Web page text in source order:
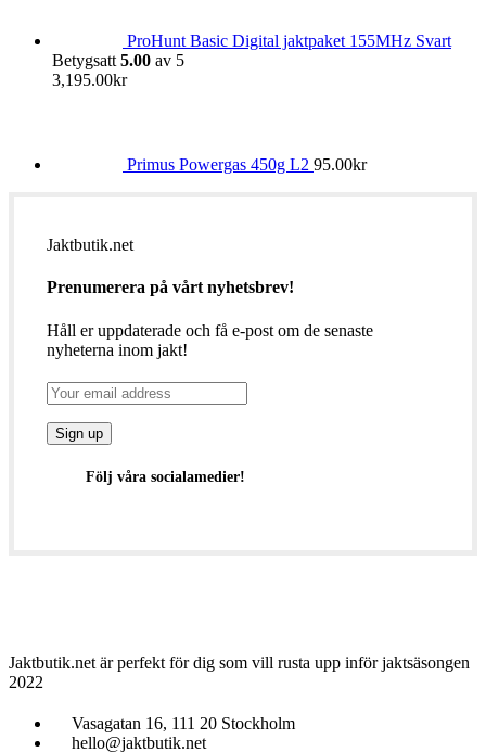
ProHunt Basic Digital jaktpaket 155MHz Svart
Betygsatt 5.00 av 5
3,195.00kr
Primus Powergas 450g L2 95.00kr
Jaktbutik.net
Prenumerera på vårt nyhetsbrev!
Håll er uppdaterade och få e-post om de senaste
nyheterna inom jakt!
Följ våra socialamedier!
Jaktbutik.net är perfekt för dig som vill rusta upp inför jaktsäsongen
2022
Vasagatan 16, 111 20 Stockholm
hello@jaktbutik.net